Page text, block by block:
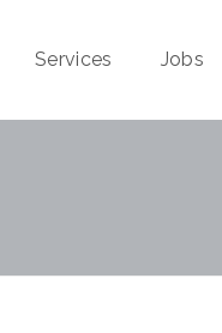
Services Jobs